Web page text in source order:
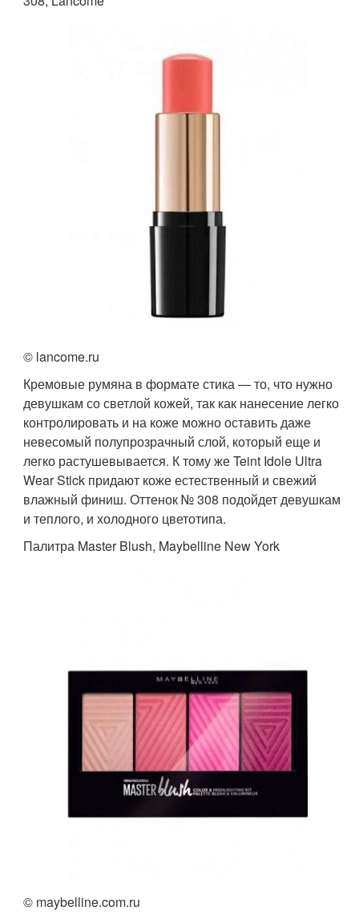
© lancome.ru
Кремовые румяна в формате стика — то, что нужно
девушкам со светлой кожей, так как нанесение легко
контролировать и на коже можно оставить даже
невесомый полупрозрачный слой, который еще и
легко растушевывается. К тому же Teint Idole Ultra
Wear Stick придают коже естественный и свежий
влажный финиш. Оттенок № 308 подойдет девушкам
и теплого, и холодного цветотипа.
Палитра Master Blush, Maybelline New York
© maybelline.com.ru